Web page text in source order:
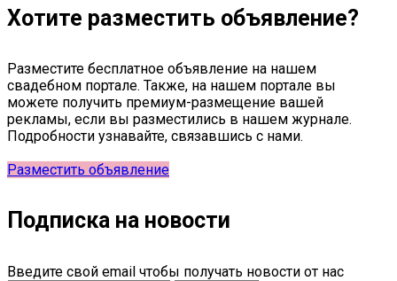
Хотите разместить объявление?
Разместите бесплатное объявление на нашем
свадебном портале. Также, на нашем портале вы
можете получить премиум-размещение вашей
рекламы, если вы разместились в нашем журнале.
Подробности узнавайте, связавшись с нами.
Разместить объявление
Подписка на новости
Введите свой email чтобы получать новости от нас